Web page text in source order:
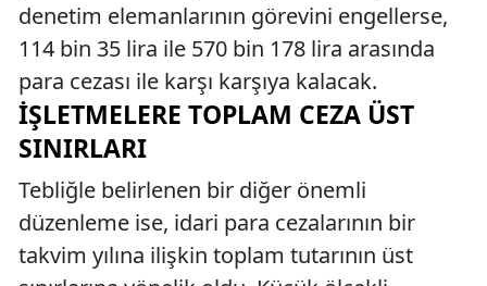
denetim elemanlarının görevini engellerse,
114 bin 35 lira ile 570 bin 178 lira arasında
para cezası ile karşı karşıya kalacak.
İŞLETMELERE TOPLAM CEZA ÜST
SINIRLARI
Tebliğle belirlenen bir diğer önemli
düzenleme ise, idari para cezalarının bir
takvim yılına ilişkin toplam tutarının üst